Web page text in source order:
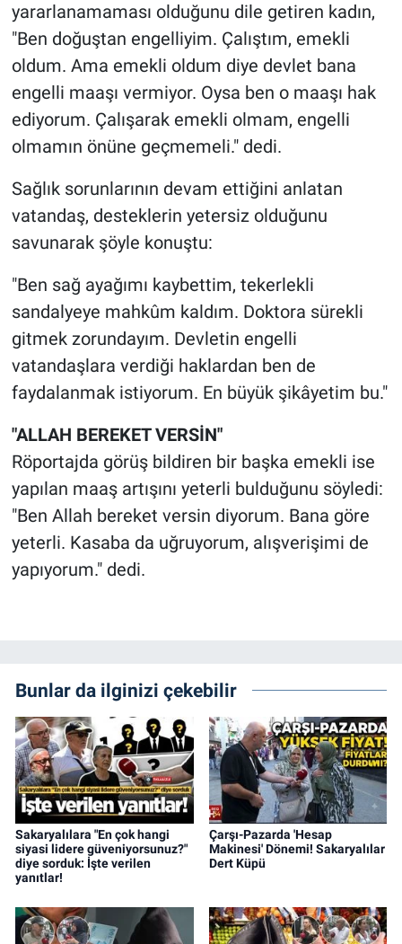
yararlanamaması olduğunu dile getiren kadın,
"Ben doğuştan engelliyim. Çalıştım, emekli
oldum. Ama emekli oldum diye devlet bana
engelli maaşı vermiyor. Oysa ben o maaşı hak
ediyorum. Çalışarak emekli olmam, engelli
olmamın önüne geçmemeli." dedi.
Sağlık sorunlarının devam ettiğini anlatan
vatandaş, desteklerin yetersiz olduğunu
savunarak şöyle konuştu:
"Ben sağ ayağımı kaybettim, tekerlekli
sandalyeye mahkûm kaldım. Doktora sürekli
gitmek zorundayım. Devletin engelli
vatandaşlara verdiği haklardan ben de
faydalanmak istiyorum. En büyük şikâyetim bu."
"ALLAH BEREKET VERSİN"
Röportajda görüş bildiren bir başka emekli ise
yapılan maaş artışını yeterli bulduğunu söyledi:
"Ben Allah bereket versin diyorum. Bana göre
yeterli. Kasaba da uğruyorum, alışverişimi de
yapıyorum." dedi.
Bunlar da ilginizi çekebilir
Sakaryalılara "En çok hangi
siyasi lidere güveniyorsunuz?"
diye sorduk: İşte verilen
yanıtlar!
Çarşı-Pazarda 'Hesap
Makinesi' Dönemi! Sakaryalılar
Dert Küpü